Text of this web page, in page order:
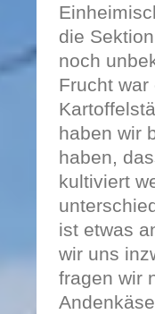
die
noch
Frucht
haben wir
haben,
kultiviert
ist etwas
wir uns
fragen wir